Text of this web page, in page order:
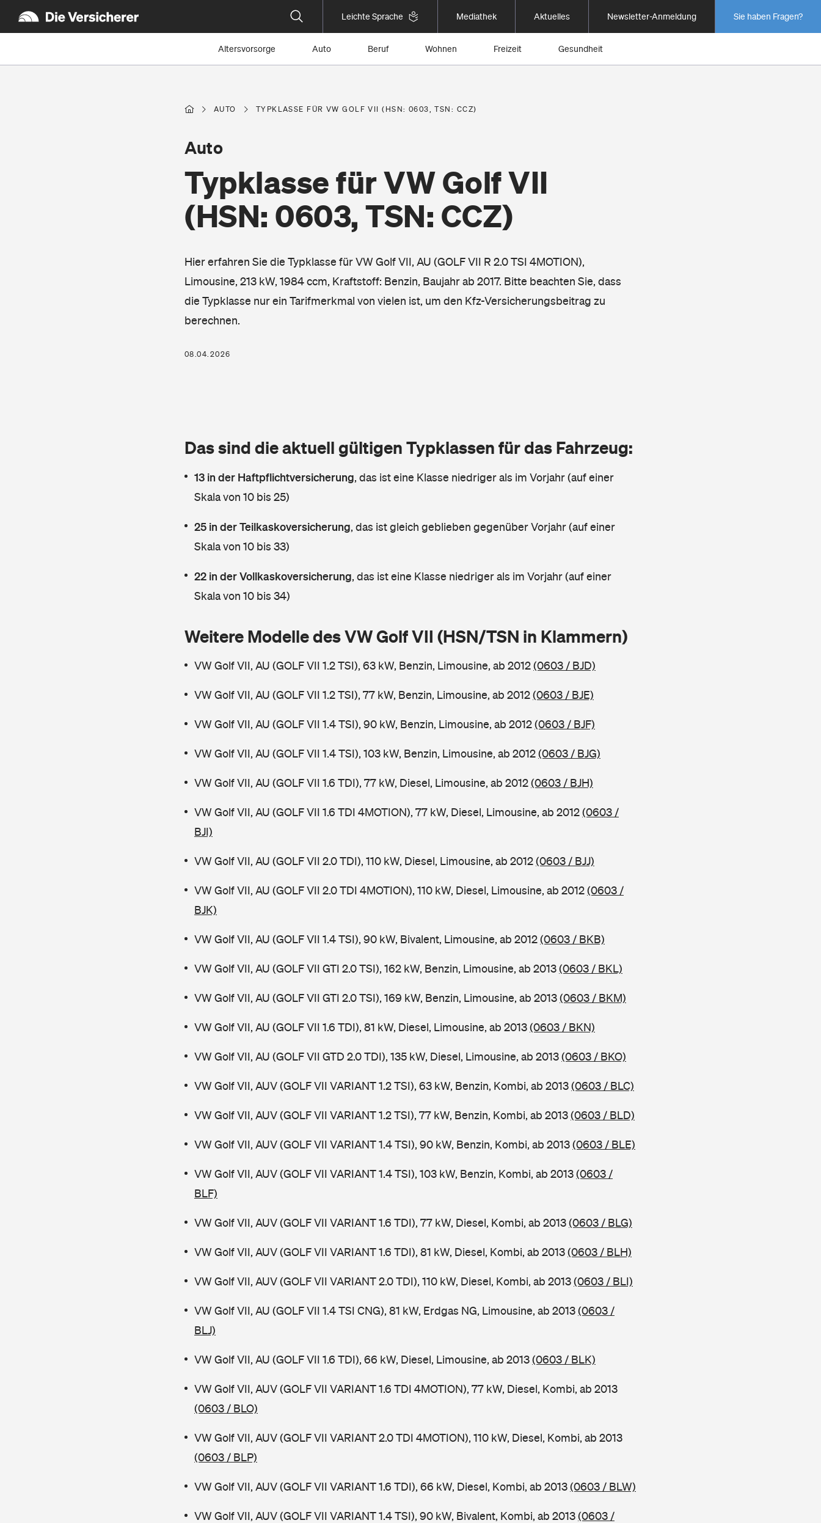
Leichte Sprache Mediathek Aktuelles Newsletter-Anmeldung Sie haben Fragen?
Altersvorsorge Auto Beruf Wohnen Freizeit Gesundheit
AUTO TYPKLASSE FÜR VW GOLF VII (HSN: 0603, TSN: CCZ)
Typklasse für VW Golf VII
(HSN: 0603, TSN: CCZ)
Auto
Hier erfahren Sie die Typklasse für VW Golf VII, AU (GOLF VII R 2.0 TSI 4MOTION),
Limousine, 213 kW, 1984 ccm, Kraftstoff: Benzin, Baujahr ab 2017. Bitte beachten Sie, dass
die Typklasse nur ein Tarifmerkmal von vielen ist, um den Kfz-Versicherungsbeitrag zu
berechnen.
08.04.2026
Das sind die aktuell gültigen Typklassen für das Fahrzeug:
13 in der Haftpflichtversicherung, das ist eine Klasse niedriger als im Vorjahr (auf einer
Skala von 10 bis 25)
25 in der Teilkaskoversicherung, das ist gleich geblieben gegenüber Vorjahr (auf einer
Skala von 10 bis 33)
22 in der Vollkaskoversicherung, das ist eine Klasse niedriger als im Vorjahr (auf einer
Skala von 10 bis 34)
Weitere Modelle des VW Golf VII (HSN/TSN in Klammern)
VW Golf VII, AU (GOLF VII 1.2 TSI), 63 kW, Benzin, Limousine, ab 2012(0603 / BJD)
VW Golf VII, AU (GOLF VII 1.2 TSI), 77 kW, Benzin, Limousine, ab 2012(0603 / BJE)
VW Golf VII, AU (GOLF VII 1.4 TSI), 90 kW, Benzin, Limousine, ab 2012(0603 / BJF)
VW Golf VII, AU (GOLF VII 1.4 TSI), 103 kW, Benzin, Limousine, ab 2012(0603 / BJG)
VW Golf VII, AU (GOLF VII 1.6 TDI), 77 kW, Diesel, Limousine, ab 2012(0603 / BJH)
VW Golf VII, AU (GOLF VII 1.6 TDI 4MOTION), 77 kW, Diesel, Limousine, ab 2012(0603 /
BJI)
VW Golf VII, AU (GOLF VII 2.0 TDI), 110 kW, Diesel, Limousine, ab 2012(0603 / BJJ)
VW Golf VII, AU (GOLF VII 2.0 TDI 4MOTION), 110 kW, Diesel, Limousine, ab 2012(0603 /
BJK)
VW Golf VII, AU (GOLF VII 1.4 TSI), 90 kW, Bivalent, Limousine, ab 2012(0603 / BKB)
VW Golf VII, AU (GOLF VII GTI 2.0 TSI), 162 kW, Benzin, Limousine, ab 2013(0603 / BKL)
VW Golf VII, AU (GOLF VII GTI 2.0 TSI), 169 kW, Benzin, Limousine, ab 2013(0603 / BKM)
VW Golf VII, AU (GOLF VII 1.6 TDI), 81 kW, Diesel, Limousine, ab 2013(0603 / BKN)
VW Golf VII, AU (GOLF VII GTD 2.0 TDI), 135 kW, Diesel, Limousine, ab 2013(0603 / BKO)
VW Golf VII, AUV (GOLF VII VARIANT 1.2 TSI), 63 kW, Benzin, Kombi, ab 2013(0603 / BLC)
VW Golf VII, AUV (GOLF VII VARIANT 1.2 TSI), 77 kW, Benzin, Kombi, ab 2013(0603 / BLD)
VW Golf VII, AUV (GOLF VII VARIANT 1.4 TSI), 90 kW, Benzin, Kombi, ab 2013(0603 / BLE)
VW Golf VII, AUV (GOLF VII VARIANT 1.4 TSI), 103 kW, Benzin, Kombi, ab 2013(0603 /
BLF)
VW Golf VII, AUV (GOLF VII VARIANT 1.6 TDI), 77 kW, Diesel, Kombi, ab 2013(0603 / BLG)
VW Golf VII, AUV (GOLF VII VARIANT 1.6 TDI), 81 kW, Diesel, Kombi, ab 2013(0603 / BLH)
VW Golf VII, AUV (GOLF VII VARIANT 2.0 TDI), 110 kW, Diesel, Kombi, ab 2013(0603 / BLI)
VW Golf VII, AU (GOLF VII 1.4 TSI CNG), 81 kW, Erdgas NG, Limousine, ab 2013(0603 /
BLJ)
VW Golf VII, AU (GOLF VII 1.6 TDI), 66 kW, Diesel, Limousine, ab 2013(0603 / BLK)
VW Golf VII, AUV (GOLF VII VARIANT 1.6 TDI 4MOTION), 77 kW, Diesel, Kombi, ab 2013
(0603 / BLO)
VW Golf VII, AUV (GOLF VII VARIANT 2.0 TDI 4MOTION), 110 kW, Diesel, Kombi, ab 2013
(0603 / BLP)
VW Golf VII, AUV (GOLF VII VARIANT 1.6 TDI), 66 kW, Diesel, Kombi, ab 2013(0603 / BLW)
VW Golf VII, AUV (GOLF VII VARIANT 1.4 TSI), 90 kW, Bivalent, Kombi, ab 2013(0603 /